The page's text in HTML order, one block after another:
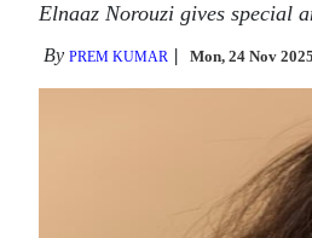
Elnaaz Norouzi gives special
By PREM KUMAR Mon, 24 Nov 2025